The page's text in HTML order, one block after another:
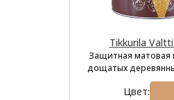
Tikkurila
Защитная матовая
дощатых
Цвет: